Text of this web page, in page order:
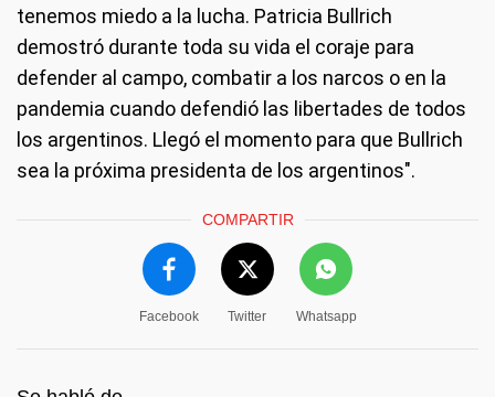
tenemos miedo a la lucha. Patricia Bullrich
demostró durante toda su vida el coraje para
defender al campo, combatir a los narcos o en la
pandemia cuando defendió las libertades de todos
los argentinos. Llegó el momento para que Bullrich
sea la próxima presidenta de los argentinos".
COMPARTIR
Facebook Twitter Whatsapp